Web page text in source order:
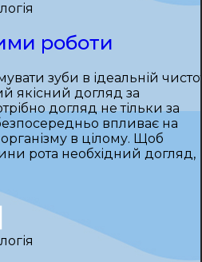
роботи
зуби в ідеальній
якісний догляд за
догляд не тільки за
впливає на
в цілому. Щоб
рота необхідний догляд,